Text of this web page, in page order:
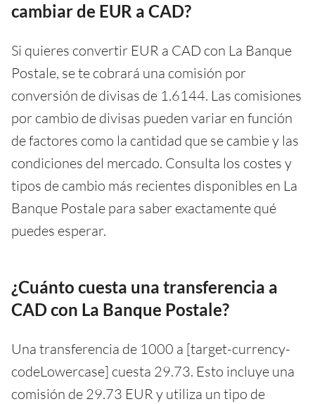
cambiar de EUR a CAD?
Si quieres convertir EUR a CAD con La Banque
Postale, se te cobrará una comisión por
conversión de divisas de 1.6144. Las comisiones
por cambio de divisas pueden variar en función
de factores como la cantidad que se cambie y las
condiciones del mercado. Consulta los costes y
tipos de cambio más recientes disponibles en La
Banque Postale para saber exactamente qué
puedes esperar.
¿Cuánto cuesta una transferencia a
CAD con La Banque Postale?
Una transferencia de 1000 a [target-currency-
codeLowercase] cuesta 29.73. Esto incluye una
comisión de 29.73 EUR y utiliza un tipo de